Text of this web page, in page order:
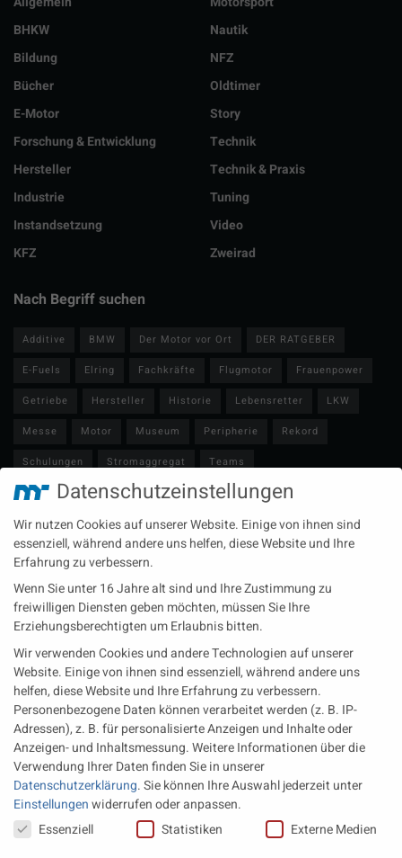
BHKW
Bildung
Bücher
E-Motor
Forschung & Entwicklung
Hersteller
Industrie
Instandsetzung
KFZ
Nautik
NFZ
Oldtimer
Story
Technik
Technik & Praxis
Tuning
Video
Zweirad
Nach Begriff suchen
Additive BMW Der Motor vor Ort
DER RATGEBER
E-Fuels
Elring Fachkräfte Flugmotor
Frauenpower
Getriebe
Hersteller Historie Lebensretter
LKW
Messe
Motor Museum Peripherie
Rekord
Schulungen
Stromaggregat
Teams
Technische Redaktion
Turbolader Video
Zulieferer
Öl-E-Fuels-Schmierstoffe
Neueste Beiträge
Wärme aus der Tiefe MTU heizt künftig mit Geothermie
MAN Engines bringt D3872 für die Stromversorgung im
Marinebereich
Eine neue Generation von Perkins Marinemotoren startet den
operativen Testbetrieb
Rechtliches
Impressum
Datenschutz
Datenschutzeinstellungen
Wir nutzen Cookies auf unserer Website. Einige von ihnen sind
essenziell, während andere uns helfen, diese Website und Ihre
Erfahrung zu verbessern.
Wenn Sie unter 16 Jahre alt sind und Ihre Zustimmung zu
freiwilligen Diensten geben möchten, müssen Sie Ihre
Erziehungsberechtigten um Erlaubnis bitten.
Wir verwenden Cookies und andere Technologien auf unserer
Website. Einige von ihnen sind essenziell, während andere uns
helfen, diese Website und Ihre Erfahrung zu verbessern.
Personenbezogene Daten können verarbeitet werden (z. B. IP-
Adressen), z. B. für personalisierte Anzeigen und Inhalte oder
Anzeigen- und Inhaltsmessung.Weitere Informationen über die
Verwendung Ihrer Daten finden Sie in unserer
Datenschutzerklärung.Sie können Ihre Auswahl jederzeit unter
Einstellungenwiderrufen oder anpassen.
Datenschutzeinstellungen
Essenziell Statistiken Externe Medien